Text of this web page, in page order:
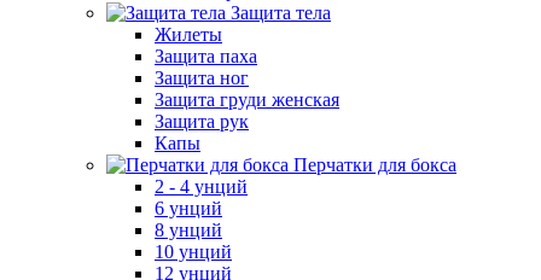
Защита тела
Жилеты
Защита паха
Защита ног
Защита груди женская
Защита рук
Капы
Перчатки для бокса
2 - 4 унций
6 унций
8 унций
10 унций
12 унций